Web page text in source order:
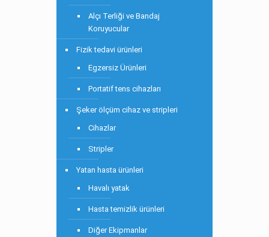
Alçı Terliği ve Bandaj
Koruyucular
Fizik tedavi ürünleri
Egzersiz Ürünleri
Portatif tens cihazları
Şeker ölçüm cihaz ve stripleri
Cihazlar
Stripler
Yatan hasta ürünleri
Havalı yatak
Hasta temizlik ürünleri
Diğer Ekipmanlar